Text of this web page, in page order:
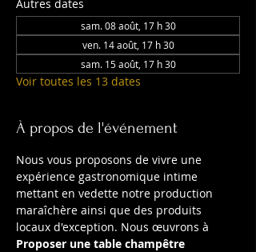
Autres dates
sam. 08 août, 17 h 30
ven. 14 août, 17 h 30
sam. 15 août, 17 h 30
Voir toutes les 13 dates
À propos de l'événement
Nous vous proposons de vivre une
expérience gastronomique intime
mettant en vedette notre production
maraîchère ainsi que des produits
locaux d'exception. Nous œuvrons à
Proposer une table champêtre